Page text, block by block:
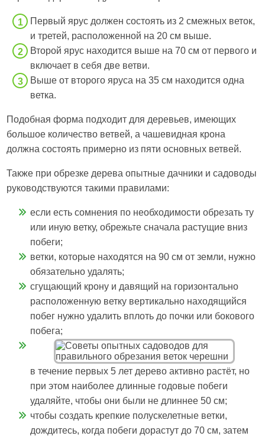
Первый ярус должен состоять из 2 смежных веток,
и третей, расположенной на 20 см выше.
Второй ярус находится выше на 70 см от первого и
включает в себя две ветви.
Выше от второго яруса на 35 см находится одна
ветка.
Подобная форма подходит для деревьев, имеющих
большое количество ветвей, а чашевидная крона
должна состоять примерно из пяти основных ветвей.
Также при обрезке дерева опытные дачники и садоводы
руководствуются такими правилами:
если есть сомнения по необходимости обрезать ту
или иную ветку, обрежьте сначала растущие вниз
побеги;
ветки, которые находятся на 90 см от земли, нужно
обязательно удалять;
сгущающий крону и давящий на горизонтально
расположенную ветку вертикально находящийся
побег нужно удалить вплоть до почки или бокового
побега;
в течение первых 5 лет дерево активно растёт, но
при этом наиболее длинные годовые побеги
удаляйте, чтобы они были не длиннее 50 см;
чтобы создать крепкие полускелетные ветки,
дождитесь, когда побеги дорастут до 70 см, затем